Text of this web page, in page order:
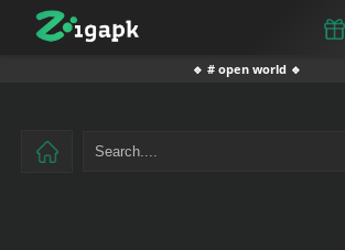
🔹 # open world 🔹